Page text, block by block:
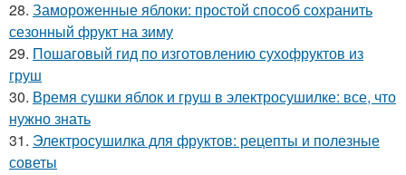
28. Замороженные яблоки: простой способ сохранить
сезонный фрукт на зиму
29. Пошаговый гид по изготовлению сухофруктов из
груш
30. Время сушки яблок и груш в электросушилке: все, что
нужно знать
31. Электросушилка для фруктов: рецепты и полезные
советы